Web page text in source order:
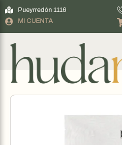
Pueyrredón 1116
MI CUENTA